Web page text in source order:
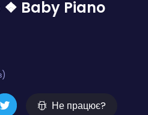
❖ Baby Piano
Не працює?